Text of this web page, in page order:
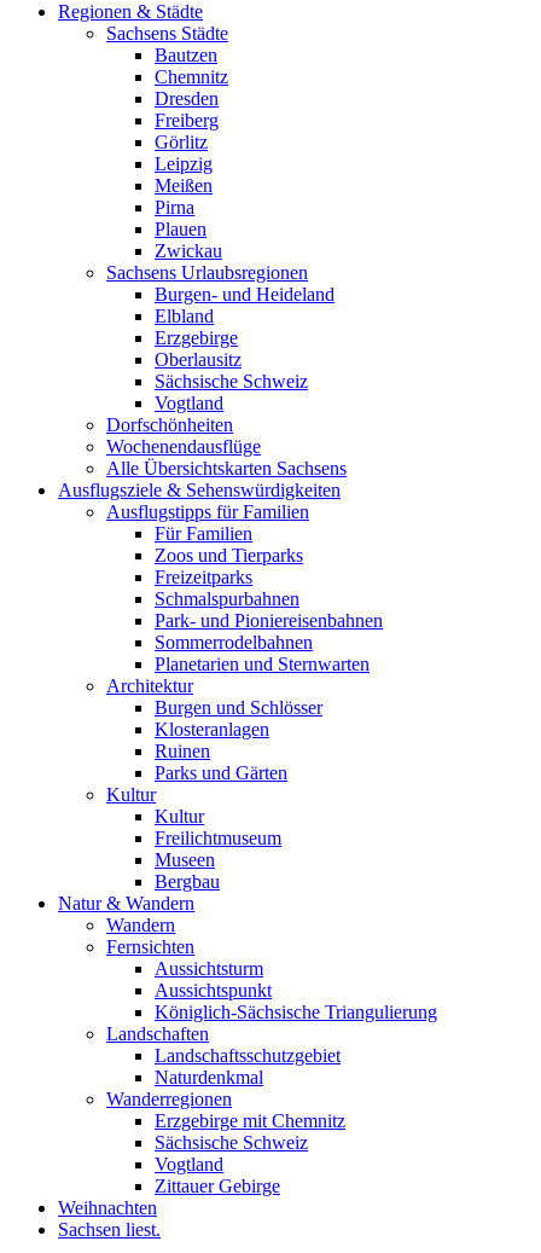
Regionen & Städte
Sachsens Städte
Bautzen
Chemnitz
Dresden
Freiberg
Görlitz
Leipzig
Meißen
Pirna
Plauen
Zwickau
Sachsens Urlaubsregionen
Burgen- und Heideland
Elbland
Erzgebirge
Oberlausitz
Sächsische Schweiz
Vogtland
Dorfschönheiten
Wochenendausflüge
Alle Übersichtskarten Sachsens
Ausflugsziele & Sehenswürdigkeiten
Ausflugstipps für Familien
Für Familien
Zoos und Tierparks
Freizeitparks
Schmalspurbahnen
Park- und Pioniereisenbahnen
Sommerrodelbahnen
Planetarien und Sternwarten
Architektur
Burgen und Schlösser
Klosteranlagen
Ruinen
Parks und Gärten
Kultur
Kultur
Freilichtmuseum
Museen
Bergbau
Natur & Wandern
Wandern
Fernsichten
Aussichtsturm
Aussichtspunkt
Königlich-Sächsische Triangulierung
Landschaften
Landschaftsschutzgebiet
Naturdenkmal
Wanderregionen
Erzgebirge mit Chemnitz
Sächsische Schweiz
Vogtland
Zittauer Gebirge
Weihnachten
Sachsen liest.